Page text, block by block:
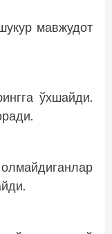
мавжудот
ўхшайди.